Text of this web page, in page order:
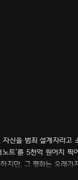
자신을 범죄 설계자라고
트’를 5천억 원어치 찍
지만, 그 평화는 오래가